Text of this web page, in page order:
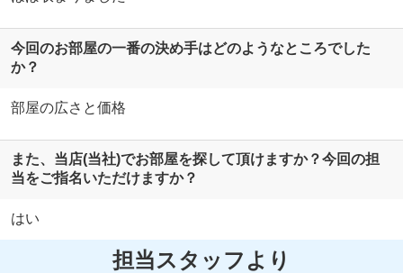
今回のお部屋の一番の決め手はどのようなところでした
か？
部屋の広さと価格
また、当店(当社)でお部屋を探して頂けますか？今回の担
当をご指名いただけますか？
はい
担当スタッフより